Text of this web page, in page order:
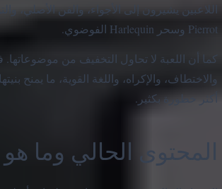
اللاعبين يشيرون إلى الأجواء، والفن الأصلي،
Pierrot وسحر Harlequin الفوضوي.
كما أن اللعبة لا تحاول التخفيف من
والاختطاف، والإكراه، واللغة القوية، ما يمنح
أكثر خطورة بكثير.
المحتوى الحالي وما